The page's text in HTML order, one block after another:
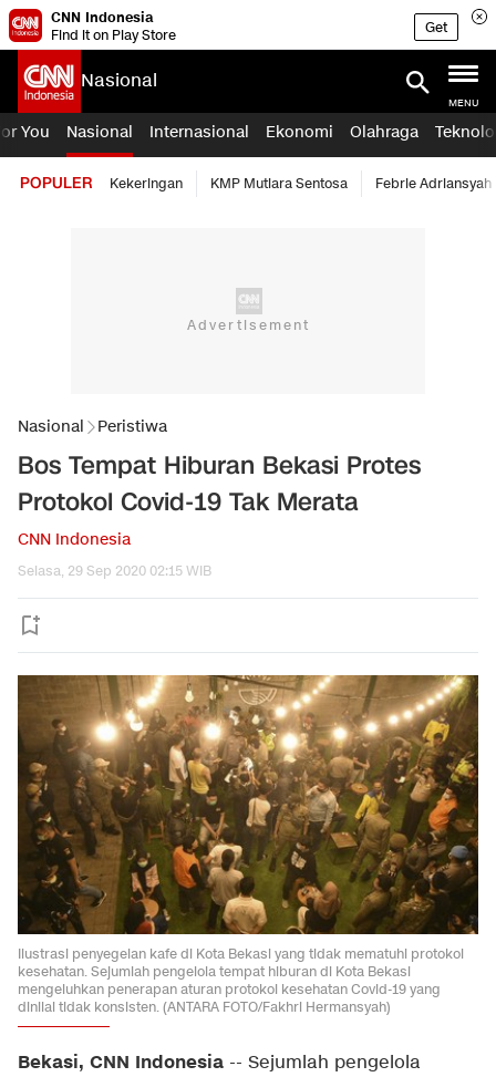
CNN Indonesia
Find it on Play Store
Get
Nasional
MENU
You Nasional Internasional Ekonomi Olahraga
POPULER Kekeringan KMP Mutiara Sentosa Febrie Adriansyah
Nasional Peristiwa
Bos Tempat Hiburan Bekasi Protes
Protokol Covid-19 Tak Merata
CNN Indonesia
Selasa, 29 Sep 2020 02:15 WIB
Ilustrasi penyegelan kafe di Kota Bekasi yang tidak mematuhi protokol
kesehatan. Sejumlah pengelola tempat hiburan di Kota Bekasi
mengeluhkan penerapan aturan protokol kesehatan Covid-19 yang
dinilai tidak konsisten. (ANTARA FOTO/Fakhri Hermansyah)
Bekasi, CNN Indonesia -- Sejumlah pengelola